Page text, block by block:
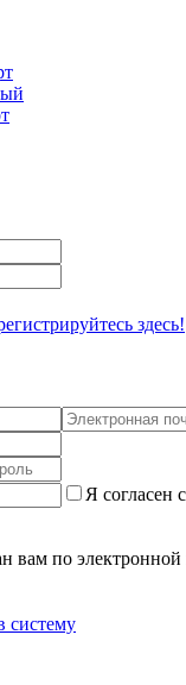
здесь!
Я согласен с
вам по электронной
систему